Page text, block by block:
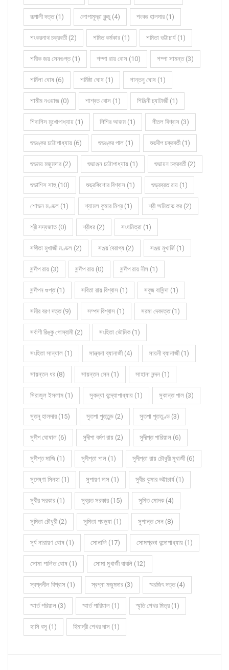
রূপালী দত্ত (1) লোপামুদ্রা কুন্ডু (4) শংকর হালদার (1)
শংকরনাথ চক্রবর্তী (2) শমিত কর্মকার (1) শমিতা ভট্টাচার্য (1)
শমীক জয় সেনগুপ্ত (1) শম্পা রায় বোস (10) শম্পা সামন্ত (3)
শর্মিলা ঘোষ (6) শর্মিষ্ঠা ঘোষ (1) শান্তনু ঘোষ (1)
শামীম নওয়াজ (0) শাশ্বত বোস (1) শিঞ্জিনী চ্যাটার্জী (1)
শিবাশিস মুখোপাধ্যায় (1) শিশির আজম (1) শীতল বিশ্বাস (3)
শুভঙ্কর চট্টোপাধ্যায় (6) শুভঙ্কর পাল (1) শুভদীপ চক্রবর্তী (1)
শুভময় মজুমদার (2) শুভাঞ্জন চট্টোপাধ্যায় (1) শুভায়ন চক্রবর্তী (2)
শুভাশিস সাহু (10) শুভ্রকিশোর বিশ্বাস (1) শুভ্রব্রত রায় (1)
শোভন মণ্ডল (1) শ্যামল কুমার মিশ্র (1) শ্রী অমিতাভ কর (2)
শ্রী সদ্যজাত (0) শ্রীধর (2) সংঘমিত্রা (1)
সঙ্গীতা মুখার্জী মণ্ডল (2) সঞ্জয় বৈরাগ্য (2) সঞ্জয় মুখার্জি (1)
সন্দীপ রায় (3) সন্দীপ রায় (0) সন্দীপ রায় নীল (1)
সন্দীপন গুপ্ত (1) সবিতা রায় বিশ্বাস (1) সবুজ বাসিন্দা (1)
সমীর বরণ দত্ত (9) সম্পদ বিশ্বাস (1) সরমা দেবদত্ত (1)
সর্বাণী রিঙ্কু গোস্বামী (2) সংহিতা ভৌমিক (1)
সংহিতা সান্যাল (1) সান্ত্বনা ব্যানার্জী (4) সায়নী ব্যানার্জী (1)
সায়ন্তন ধর (8) সায়ন্তন সেন (1) সাহানা নন্দন (1)
সিরাজুল ইসলাম (1) সুকন্যা বন্দ্যোপাধ্যায় (1) সুকান্ত পাল (3)
সুতনু হালদার (15) সুতপা পুততুন্ড (2) সুতপা পূততুণ্ড (3)
সুদীপ ঘোষাল (6) সুদীপা বর্মণ রায় (2) সুদীপ্ত পারিয়াল (6)
সুদীপ্ত মাজি (1) সুদীপ্তা পাল (1) সুদীপ্তা রায় চৌধুরী মুখার্জী (6)
সুদেষ্ণা সিনহা (1) সুপায়ণ দাস (1) সুবীর কুমার ভট্টাচার্য (1)
সুবীর সরকার (1) সুব্রত সরকার (15) সুমিত মোদক (4)
সুমিতা চৌধুরী (2) সুমিতা পয়ড়্যা (1) সুশান্ত সেন (8)
সূর্য নারায়ণ ঘোষ (1) সোনালি (17) সোমপ্রভা বন্দোপাধ্যায় (1)
সোমা পালিত ঘোষ (1) সোমা মুখার্জী বাবলি (12)
স্বপ্ননীল বিশ্বাস (1) স্বপ্না মজুমদার (3) স্মরজিৎ দত্ত (4)
স্মার্ত পরিয়াল (3) স্মার্ত পারিয়াল (1) স্মৃতি শেখর মিত্র (1)
হাসি বসু (1) হিমাদ্রী শেখর দাস (1)